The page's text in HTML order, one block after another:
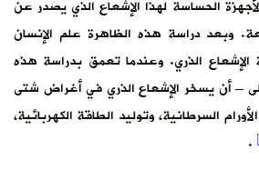
الحساسة لهذا الإشعاع الذي يصدر عن
وبعد دراسة هذه الظاهرة علم الإنسان
الذري. وعندما تعمق بدراسة هذه
– أن يسخر الإشعاع الذري في أغراض شتى
السرطانية، وتوليد الطاقة الكهربائية،
.